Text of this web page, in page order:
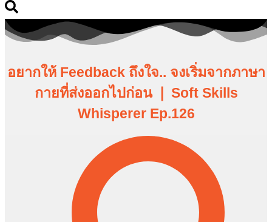
อยากให้ Feedback ถึงใจ.. จงเริ่มจากภาษา
กายที่ส่งออกไปก่อน ❘ Soft Skills
Whisperer Ep.126